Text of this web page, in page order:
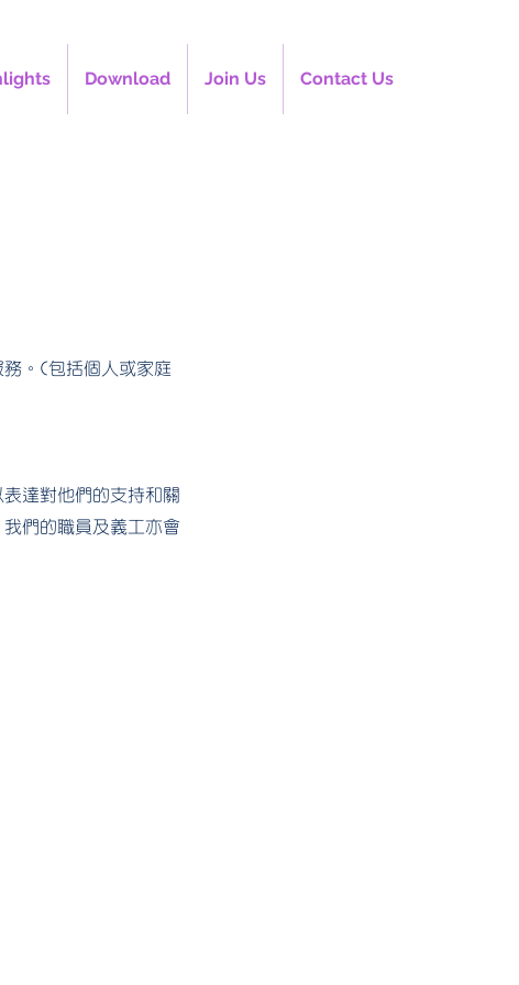
Download Join Us Contact Us
。(包括個人或家庭
達對他們的支持和關
們的職員及義工亦會